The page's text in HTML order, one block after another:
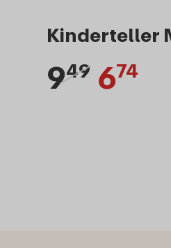
Kinderteller
949 674